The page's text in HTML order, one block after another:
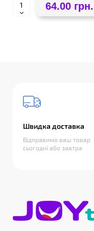
64.00 грн.
Швидка доставка
Відправимо ваш товар
сьогодні або завтра